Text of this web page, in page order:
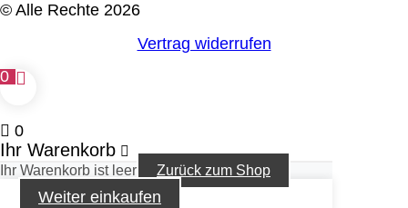
© Alle Rechte 2026
Vertrag widerrufen
0
0
Ihr Warenkorb
Ihr Warenkorb ist leer Zurück zum Shop
Weiter einkaufen